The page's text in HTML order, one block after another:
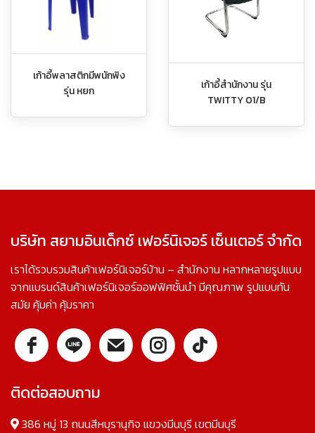
เก้าอี้พลาสติกมีพนักพิง
รุ่น หยก
เก้าอี้สำนักงาน รุ่น
TWITTY 01/B
บริษัท สยามอินเด็กซ์ เฟอร์นิเจอร์ เซ็นเตอร์ จำกัด
เราได้รวบรวมสินค้าเฟอร์นิเจอร์บ้าน – สำนักงาน หลากหลายรูปแบบ
จากแบรนด์สินค้าเฟอร์นิเจอร์ออฟฟิศชั้นนำ มีคุณภาพ รูปแบบทัน
สมัย คุ้มค่า คุ้มราคา
ติดต่อสอบถาม
386 หมู่ 13 ถนนสีหบุรานุกิจ แขวงมีนบุรี เขตมีนบุรี